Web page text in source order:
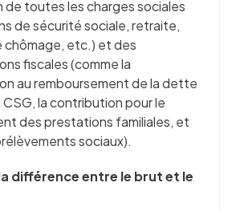
toutes les charges sociales
de sécurité sociale, retraite,
chômage, etc.) et des
fiscales (comme la
au remboursement de la dette
la contribution pour le
des prestations familiales, et
sociaux).
différence entre le brut et le